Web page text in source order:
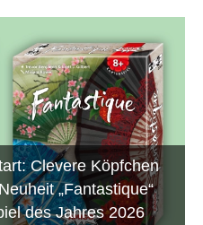
Clevere Köpfchen
„Fantastique“
des Jahres 2026